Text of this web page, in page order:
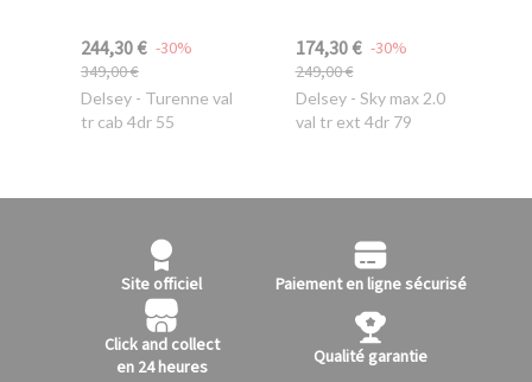
244,30 €
349,00 €
-30%
Delsey - Turenne val
tr cab 4dr 55
174,30 €
249,00 €
-30%
Delsey- Sky max 2.0
val tr ext 4dr 79
Site officiel Paiement en ligne sécurisé
Click and collect
en 24 heures
Qualité garantie